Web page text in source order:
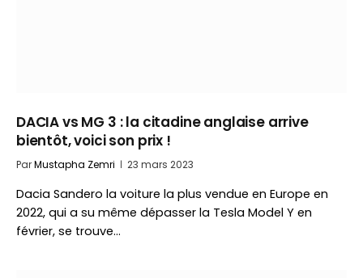
DACIA vs MG 3 : la citadine anglaise arrive
bientôt, voici son prix !
ParMustapha Zemri 23 mars 2023
Dacia Sandero la voiture la plus vendue en Europe en
2022, qui a su même dépasser la Tesla Model Y en
février, se trouve…